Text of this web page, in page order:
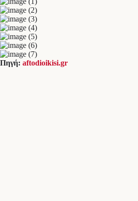
Πηγή: aftodioikisi.gr